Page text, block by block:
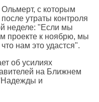
с которым
утраты контроля
неделе: "Если мы
проекте к ноябрю, мы
нам это удастся".
об усилиях
на Ближнем
"Надежды и